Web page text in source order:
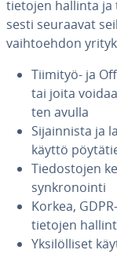
tietojen hallinta
ses­ti seuraavat
vaih­toeh­don
Tiimityö- ja
tai joita
ten avulla
Si­jain­nis­ta ja
käyttö
Tie­dos­to­jen
synk­ro­noin­ti
Korkea,
tietojen
Yk­si­löl­li­set